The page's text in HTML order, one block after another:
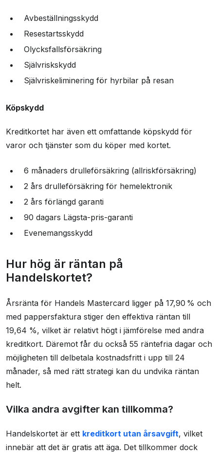
Avbeställningsskydd
Resestartsskydd
Olycksfallsförsäkring
Självriskskydd
Självriskeliminering för hyrbilar på resan
Köpskydd
Kreditkortet har även ett omfattande köpskydd för
varor och tjänster som du köper med kortet.
6 månaders drulleförsäkring (allriskförsäkring)
2 års drulleförsäkring för hemelektronik
2 års förlängd garanti
90 dagars Lägsta-pris-garanti
Evenemangsskydd
Hur hög är räntan på
Handelskortet?
Årsränta för Handels Mastercard ligger på 17,90 % och
med pappersfaktura stiger den effektiva räntan till
19,64 %, vilket är relativt högt i jämförelse med andra
kreditkort. Däremot får du också 55 räntefria dagar och
möjligheten till delbetala kostnadsfritt i upp till 24
månader, så med rätt strategi kan du undvika räntan
helt.
Vilka andra avgifter kan tillkomma?
Handelskortet är ett kreditkort utan årsavgift, vilket
innebär att det är gratis att äga. Det tillkommer dock